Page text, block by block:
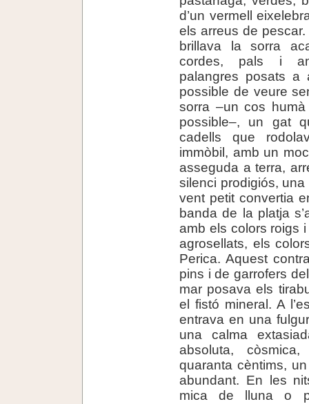
d’un vermell
els arreus de
brillava la sorra
cordes, pals i
palangres posats a
possible de veure
sorra –un cos
possible–, un gat
cadells que
immòbil, amb un
asseguda a terra,
silenci prodigiós,
vent petit convertia
banda de la platja
amb els colors roigs
agrosellats, els
Perica. Aquest
pins i de garrofers
mar posava els
el fistó mineral. A
entrava en una
una calma
absoluta,
quaranta cèntims,
abundant. En les
mica de lluna o